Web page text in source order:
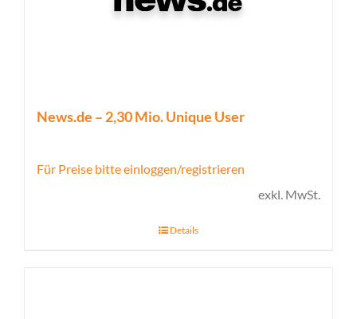
News.de – 2,30 Mio. Unique User
Für Preise bitte einloggen/registrieren
exkl. MwSt.
Details